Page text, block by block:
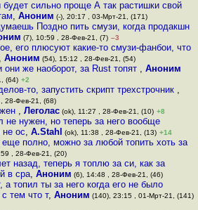
будет сильно проще А так растишки свой
, Аноним (-), 20:17 , 03-Мрт-21, (171)
Поздно пить смузи, когда продакшн
(7), 10:59 , 28-Фев-21, (7) –3
его плюсуют какие-то смузи-фанбои, что
Аноним (54), 15:12 , 28-Фев-21, (54)
же наоборот, за Rust топят ,Аноним
(64) +2
то, запустить скрипт трехстрочник ,
28-Фев-21, (68)
, Леголас(ok), 11:27 , 28-Фев-21, (10) +8
не нужен, но теперь за него вообще
не ос, A.Stahl (ok), 11:38 , 28-Фев-21, (13) +14
еще полно, можно за любой топить хоть за
, 28-Фев-21, (20)
назад, теперь я топлю за си, как за
в сра,Аноним (6), 14:48 , 28-Фев-21, (46)
а топил ты за него когда его не было
тем что т, Аноним (140), 23:15 , 01-Мрт-21, (141)